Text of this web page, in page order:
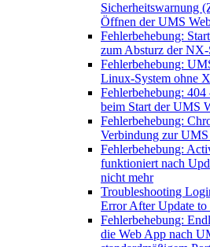
Sicherheitswarnung
Öffnen der UMS
Fehlerbehebung:
zum Absturz der
Fehlerbehebung:
Linux-System ohne
Fehlerbehebung:
beim Start der UMS
Fehlerbehebung:
Verbindung zur
Fehlerbehebung:
funktioniert nach
nicht mehr
Troubleshooting
Error After Update
Fehlerbehebung:
die Web App nach